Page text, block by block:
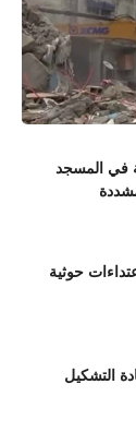
في المسجد
اعتداءات حوثية
التشكيل